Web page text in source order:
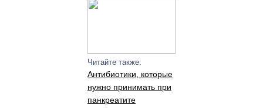
Читайте также:
Антибиотики, которые
нужно принимать при
панкреатите